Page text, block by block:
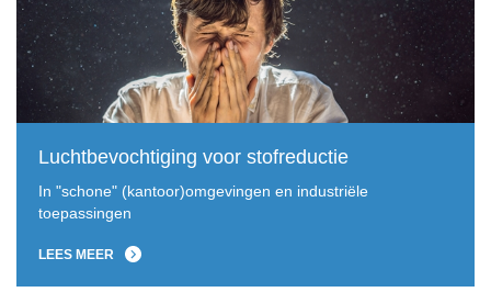
Luchtbevochtiging voor stofreductie
In "schone" (kantoor)omgevingen en industriële
toepassingen
LEES MEER